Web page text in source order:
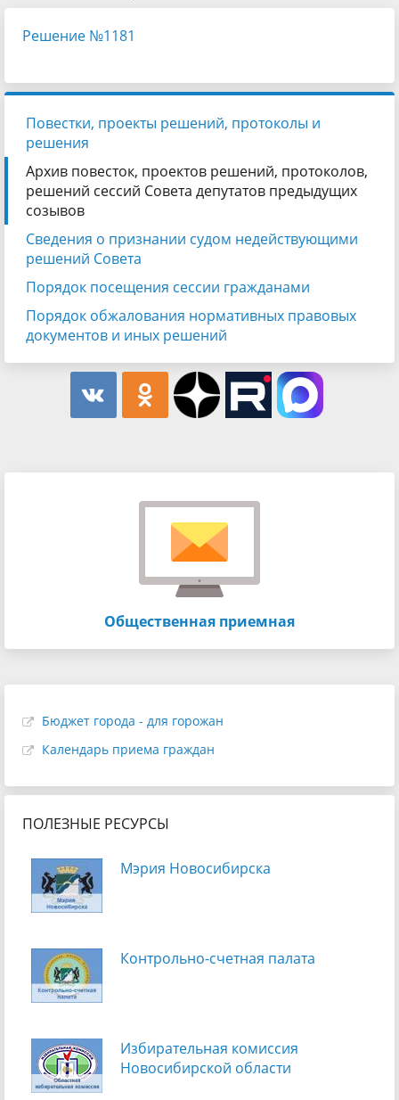
Решение №1181
Повестки, проекты решений, протоколы и
решения
Архив повесток, проектов решений, протоколов,
решений сессий Совета депутатов предыдущих
созывов
Сведения о признании судом недействующими
решений Совета
Порядок посещения сессии гражданами
Порядок обжалования нормативных правовых
документов и иных решений
Общественная приемная
Бюджет города - для горожан
Календарь приема граждан
ПОЛЕЗНЫЕ РЕСУРСЫ
Мэрия Новосибирска
Контрольно-счетная палата
Избирательная комиссия
Новосибирской области